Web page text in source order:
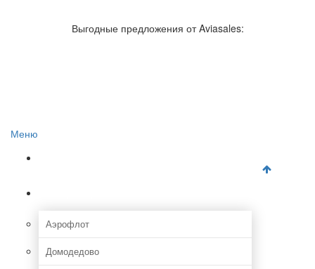
Отзывы об авиакомпаниях
Отзывы об аэропортах
Выгодные предложения от Aviasales:
Меню
Аэрофлот
Домодедово